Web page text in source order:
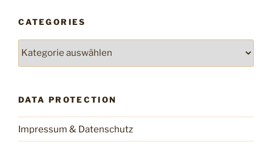
CATEGORIES
DATA PROTECTION
Impressum & Datenschutz